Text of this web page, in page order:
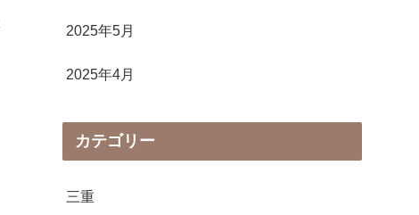
2025年5月
2025年4月
カテゴリー
三重